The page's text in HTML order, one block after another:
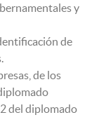
y
de
de los
del diplomado